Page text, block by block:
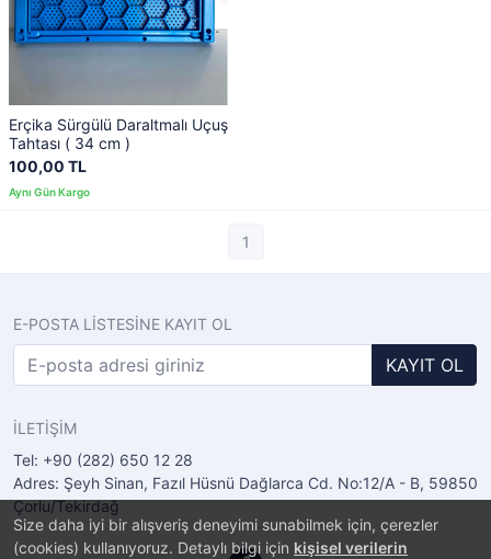
Size daha iyi bir alışveriş deneyimi sunabilmek için, çerezler
(cookies) kullanıyoruz. Detaylı bilgi için kişisel verilerin
Erçika Sürgülü Daraltmalı Uçuş
Tahtası ( 34 cm )
100,00 TL
1
E-POSTA LİSTESİNE KAYIT OL
KAYIT OL
İLETİŞİM
Tel: +90 (282) 650 12 28
Adres: Şeyh Sinan, Fazıl Hüsnü Dağlarca Cd. No:12/A - B, 59850
Çorlu/Tekirdağ